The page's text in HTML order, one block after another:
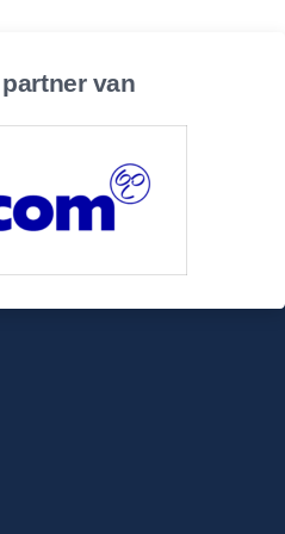
1.5 – 2 punten toe
product waarmee je binnen
van